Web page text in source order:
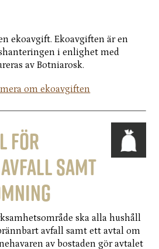
ekoavgift. Ekoavgiften är en
i enlighet med
av Botniarosk.
om ekoavgiften
för
samt
ska alla hushåll
avfall samt ett avtal om
av bostaden gör avtalet